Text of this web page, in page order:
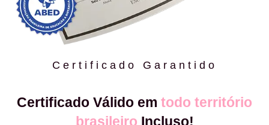
Certificado Garantido
Certificado Válido em todo território
brasileiro Incluso!